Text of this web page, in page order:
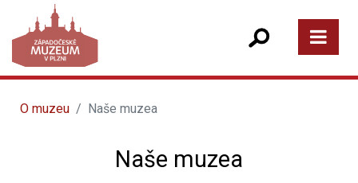
O muzeu Naše muzea
Naše muzea